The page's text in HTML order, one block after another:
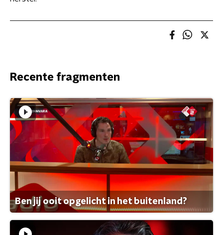
Recente fragmenten
Ben jij ooit opgelicht in het buitenland?